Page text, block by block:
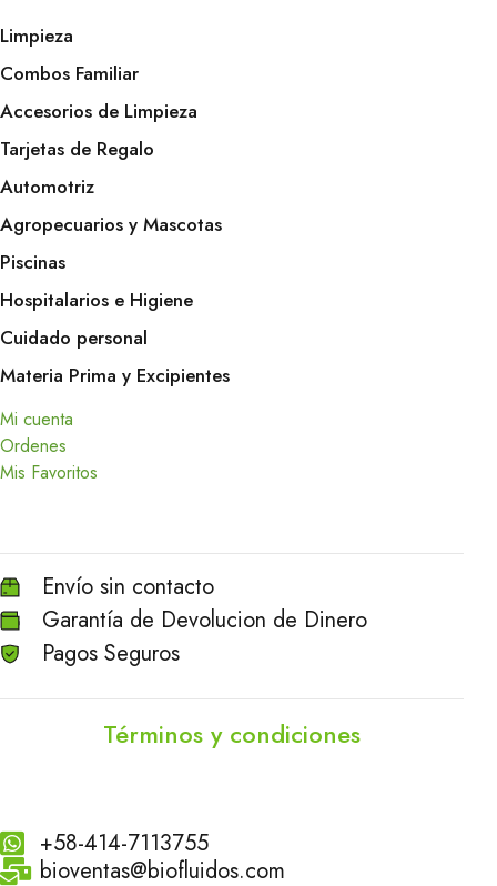
Limpieza
Combos Familiar
Accesorios de Limpieza
Tarjetas de Regalo
Automotriz
Agropecuarios y Mascotas
Piscinas
Hospitalarios e Higiene
Cuidado personal
Materia Prima y Excipientes
Mi cuenta
Ordenes
Mis Favoritos
Envío sin contacto
Garantía de Devolucion de Dinero
Pagos Seguros
Términos y condiciones
+58-414-7113755
bioventas@biofluidos.com